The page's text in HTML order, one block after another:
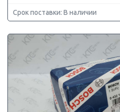
Срок поставки: В наличии